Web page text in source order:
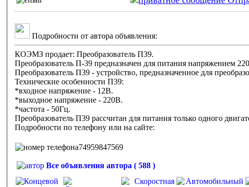
Подробности от автора объявления:
КОЭМЗ продает: Преобразователь П39.
Преобразователь П-39 предназначен для питания напряжением
Преобразователь П39 - устройство, предназначенное для
Технические особенности П39:
*входное напряжение - 12В.
*выходное напряжение - 220В.
*частота - 50Гц.
Преобразователь П39 рассчитан для питания только одного
Подробности по телефону или на сайте:
74959847569
Все объявления автора ( 588 )